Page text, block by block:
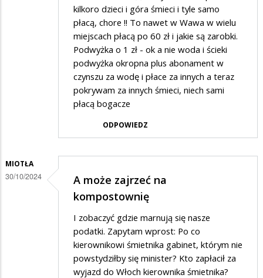
kilkoro dzieci i góra śmieci i tyle samo
płacą, chore !! To nawet w Wawa w wielu
miejscach płacą po 60 zł i jakie są zarobki.
Podwyżka o 1 zł - ok a nie woda i ścieki
podwyżka okropna plus abonament w
czynszu za wodę i płace za innych a teraz
pokrywam za innych śmieci, niech sami
płacą bogacze
ODPOWIEDZ
MIOTŁA
30/10/2024
A może zajrzeć na
kompostownię
I zobaczyć gdzie marnują się nasze
podatki. Zapytam wprost: Po co
kierownikowi śmietnika gabinet, którym nie
powstydziłby się minister? Kto zapłacił za
wyjazd do Włoch kierownika śmietnika?